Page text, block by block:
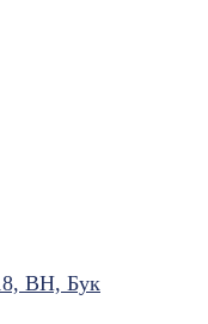
ВН, Бук